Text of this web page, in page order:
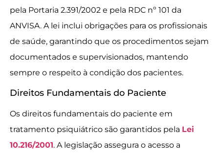
pela Portaria 2.391/2002 e pela RDC nº 101 da
ANVISA. A lei inclui obrigações para os profissionais
de saúde, garantindo que os procedimentos sejam
documentados e supervisionados, mantendo
sempre o respeito à condição dos pacientes.
Direitos Fundamentais do Paciente
Os direitos fundamentais do paciente em
tratamento psiquiátrico são garantidos pela Lei
10.216/2001. A legislação assegura o acesso a